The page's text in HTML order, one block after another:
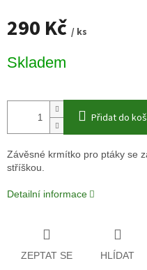
290 Kč / ks
cena:
Skladem
Přidat do
Závěsné krmítko pro ptáky se
stříškou.
Detailní informace
ZEPTAT SE HLÍDAT